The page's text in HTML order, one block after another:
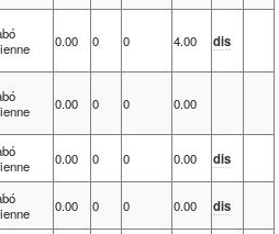
0.00 0 0 4.00 dis
0.00 0 0 0.00
0.00 0 0 0.00
dis
0.00 0 0 0.00
dis